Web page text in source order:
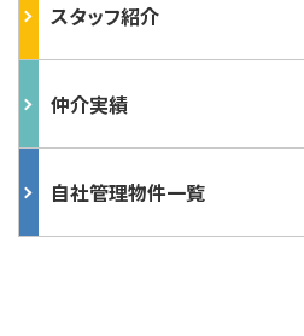
スタッフ紹介
仲介実績
自社管理物件一覧